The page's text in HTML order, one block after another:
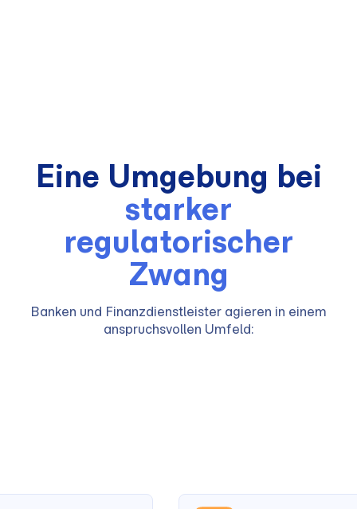
Eine Umgebung bei
starker
regulatorischer
Zwang
Banken und Finanzdienstleister agieren in einem
anspruchsvollen Umfeld: